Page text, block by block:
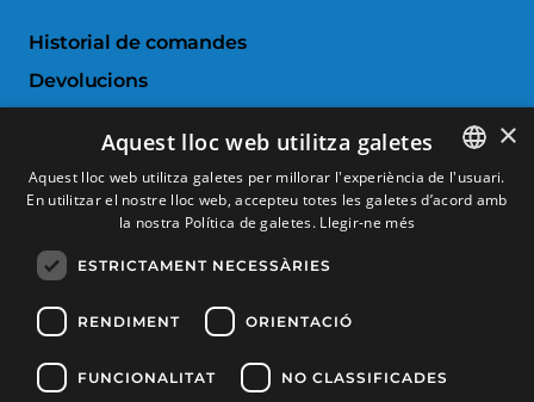
Historial de comandes
Devolucions
Comparar productes
SERVEI AL CLIENT
Condicions de Compra
Canvis i devolucions
Formes de pagament
SPANISH
×
Aquest lloc web utilitza galetes
Aquest lloc web utilitza galetes per millorar l'experiència de l'usuari.
En utilitzar el nostre lloc web, accepteu totes les galetes d’acord amb
la nostra Política de galetes. Llegir-ne més
ESTRICTAMENT NECESSÀRIES
RENDIMENT ORIENTACIÓ
FUNCIONALITAT NO CLASSIFICADES